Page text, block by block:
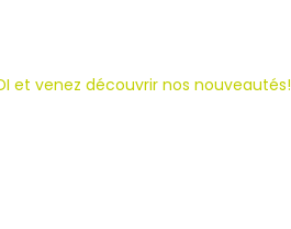
et venez découvrir nos nouveautés!